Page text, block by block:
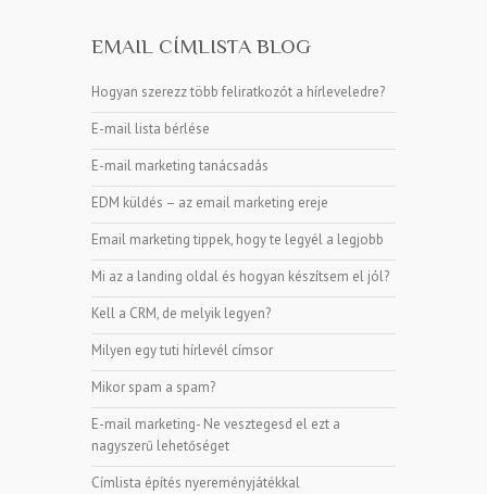
EMAIL CÍMLISTA BLOG
Hogyan szerezz több feliratkozót a hírleveledre?
E-mail lista bérlése
E-mail marketing tanácsadás
EDM küldés – az email marketing ereje
Email marketing tippek, hogy te legyél a legjobb
Mi az a landing oldal és hogyan készítsem el jól?
Kell a CRM, de melyik legyen?
Milyen egy tuti hírlevél címsor
Mikor spam a spam?
E-mail marketing- Ne vesztegesd el ezt a
nagyszerű lehetőséget
Címlista építés nyereményjátékkal